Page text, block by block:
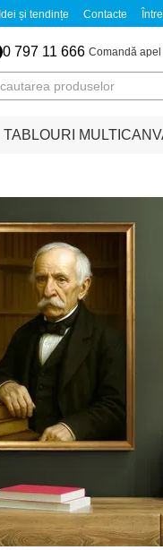
Idei și tendințe Contacte
0 797 11 666 Comandă apel
TABLOURI